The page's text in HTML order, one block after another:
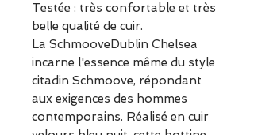
Testée : très confortable et très
belle qualité de cuir.
La SchmooveDublin Chelsea
incarne l'essence même du style
citadin Schmoove, répondant
aux exigences des hommes
contemporains. Réalisé en cuir